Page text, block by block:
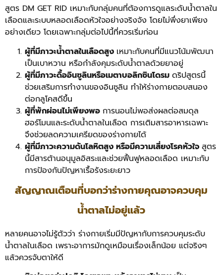
สูตร DM GET RID เหมาะกับกลุ่มคนที่ต้องการดูแลระดับน้ำตาลใน
เลือดและระบบหลอดเลือดหัวใจอย่างจริงจัง โดยไม่พึ่งยาเพียง
อย่างเดียว โดยเฉพาะกลุ่มต่อไปนี้ที่ควรเริ่มก่อน
ผู้ที่มีภาวะน้ำตาลในเลือดสูง เหมาะกับคนที่มีแนวโน้มพัฒนา
เป็นเบาหวาน หรือกำลังคุมระดับน้ำตาลด้วยยาอยู่
ผู้ที่มีภาวะดื้ออินซูลินหรือเมตาบอลิกซินโดรม ดริปสูตรนี้
ช่วยเสริมการทำงานของอินซูลิน ทำให้ร่างกายตอบสนอง
ต่อกลูโคสดีขึ้น
ผู้ที่พักผ่อนไม่เพียงพอ การนอนไม่พอส่งผลต่อสมดุล
ฮอร์โมนและระดับน้ำตาลในเลือด การเติมสารอาหารเฉพาะ
จึงช่วยลดความเครียดของร่างกายได้
ผู้ที่มีภาวะความดันโลหิตสูง หรือมีความเสี่ยงโรคหัวใจ สูตร
นี้มีสารต้านอนุมูลอิสระและช่วยฟื้นฟูหลอดเลือด เหมาะกับ
การป้องกันปัญหาเรื้อรังระยะยาว
สัญญาณเตือนที่บอกว่าร่างกายคุณอาจควบคุม
น้ำตาลไม่อยู่แล้ว
หลายคนอาจไม่รู้ตัวว่า ร่างกายเริ่มมีปัญหากับการควบคุมระดับ
น้ำตาลในเลือด เพราะอาการมักดูเหมือนเรื่องเล็กน้อย แต่จริงๆ
แล้วควรจับตาให้ดี